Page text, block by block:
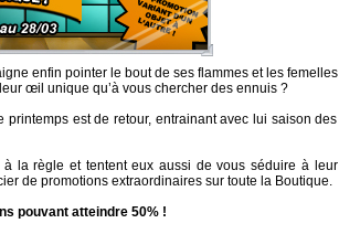
enfin pointer le bout de ses flammes et les femelles
œil unique qu’à vous chercher des ennuis ?
est de retour, entrainant avec lui saison des
la règle et tentent eux aussi de vous séduire à leur
de promotions extraordinaires sur toute la Boutique.
pouvant atteindre 50% !